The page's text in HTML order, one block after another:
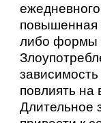
повышенная
либо формы
зависимость
повлиять на
Длительное